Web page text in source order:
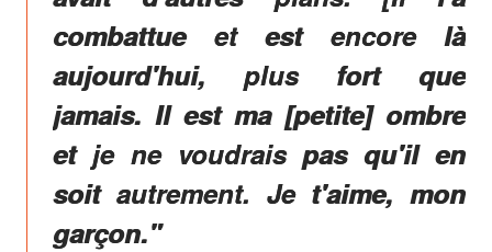
combattue et est encore là
aujourd'hui, plus fort que
jamais. Il est ma [petite] ombre
et je ne voudrais pas qu'il en
soit autrement. Je t'aime, mon
garçon."